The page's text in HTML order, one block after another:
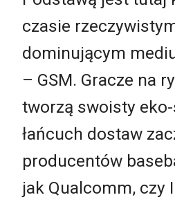
czasie
dominującym
– GSM. Gracze na
tworzą swoisty
łańcuch dostaw
producentów
jak Qualcomm, czy